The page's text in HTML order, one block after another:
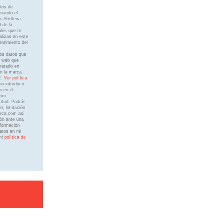
de
el
Abelleira
de la
que te
en este
del
datos que
web que
en
la marca
Ver política
introducir
en el
Podrás
limitación
así
ante una
en mi
política de